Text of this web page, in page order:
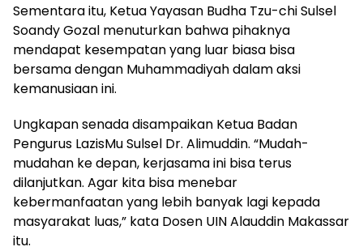
Sementara itu, Ketua Yayasan Budha Tzu-chi Sulsel
Soandy Gozal menuturkan bahwa pihaknya
mendapat kesempatan yang luar biasa bisa
bersama dengan Muhammadiyah dalam aksi
kemanusiaan ini.
Ungkapan senada disampaikan Ketua Badan
Pengurus LazisMu Sulsel Dr. Alimuddin. “Mudah-
mudahan ke depan, kerjasama ini bisa terus
dilanjutkan. Agar kita bisa menebar
kebermanfaatan yang lebih banyak lagi kepada
masyarakat luas,” kata Dosen UIN Alauddin Makassar
itu.